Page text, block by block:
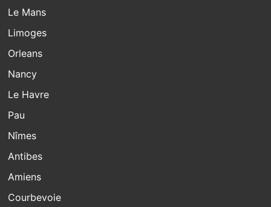
Le Mans
Limoges
Orleans
Nancy
Le Havre
Pau
Nîmes
Antibes
Amiens
Courbevoie